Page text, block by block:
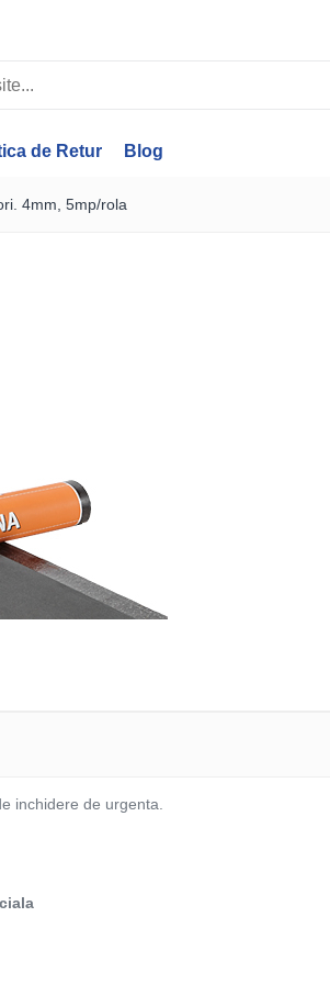
de Retur Blog
4mm, 5mp/rola
inchidere de urgenta.